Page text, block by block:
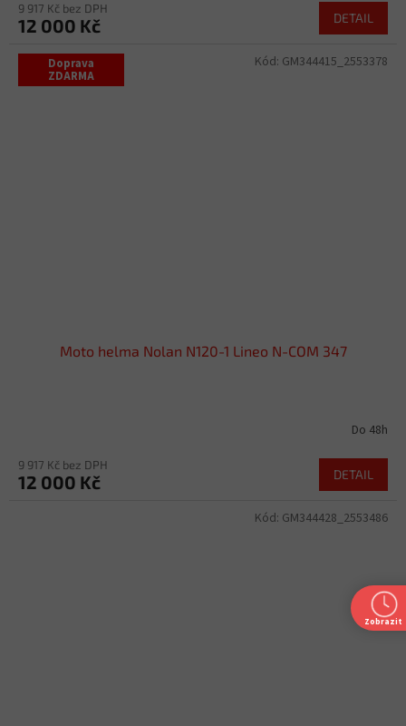
9 917 Kč bez DPH
12 000 Kč DETAIL
Doprava
ZDARMA
Moto helma Nolan N120-1 Lineo N-COM 347
Do 48h
9 917 Kč bez DPH
12 000 Kč DETAIL
Kód: GM344415_2553378
Kód: GM344428_2553486
Zobrazit